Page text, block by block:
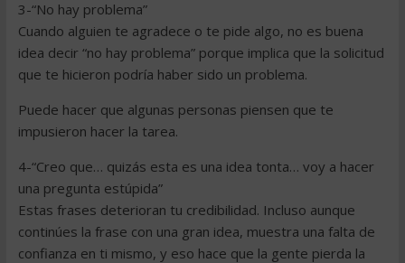
3-“No hay problema”
Cuando alguien te agradece o te pide algo, no es buena
idea decir “no hay problema” porque implica que la solicitud
que te hicieron podría haber sido un problema.
Puede hacer que algunas personas piensen que te
impusieron hacer la tarea.
4-“Creo que… quizás esta es una idea tonta… voy a hacer
una pregunta estúpida”
Estas frases deterioran tu credibilidad. Incluso aunque
continúes la frase con una gran idea, muestra una falta de
confianza en ti mismo, y eso hace que la gente pierda la